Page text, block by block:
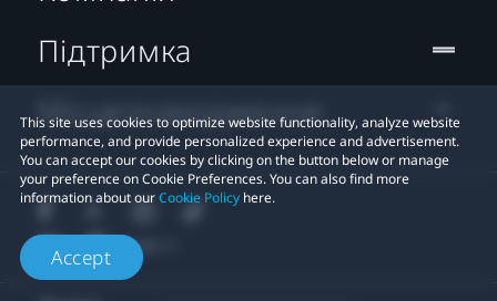
This site uses cookies to optimize website functionality, analyze website
performance, and provide personalized experience and advertisement.
You can accept our cookies by clicking on the button below or manage
your preference on Cookie Preferences. You can also find more
information about ourCookie Policy here.
Accept
Підтримка
Місцезнаходження: